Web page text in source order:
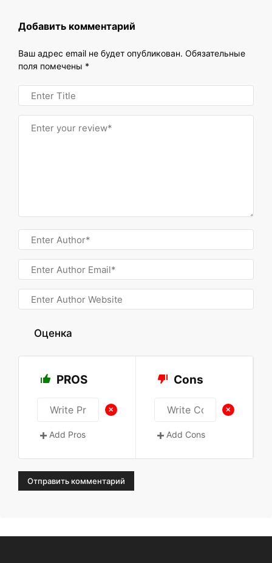
Добавить комментарий
Ваш адрес email не будет опубликован. Обязательные
поля помечены *
Оценка
PROS
+
Add Pros
Cons
+
Add Cons